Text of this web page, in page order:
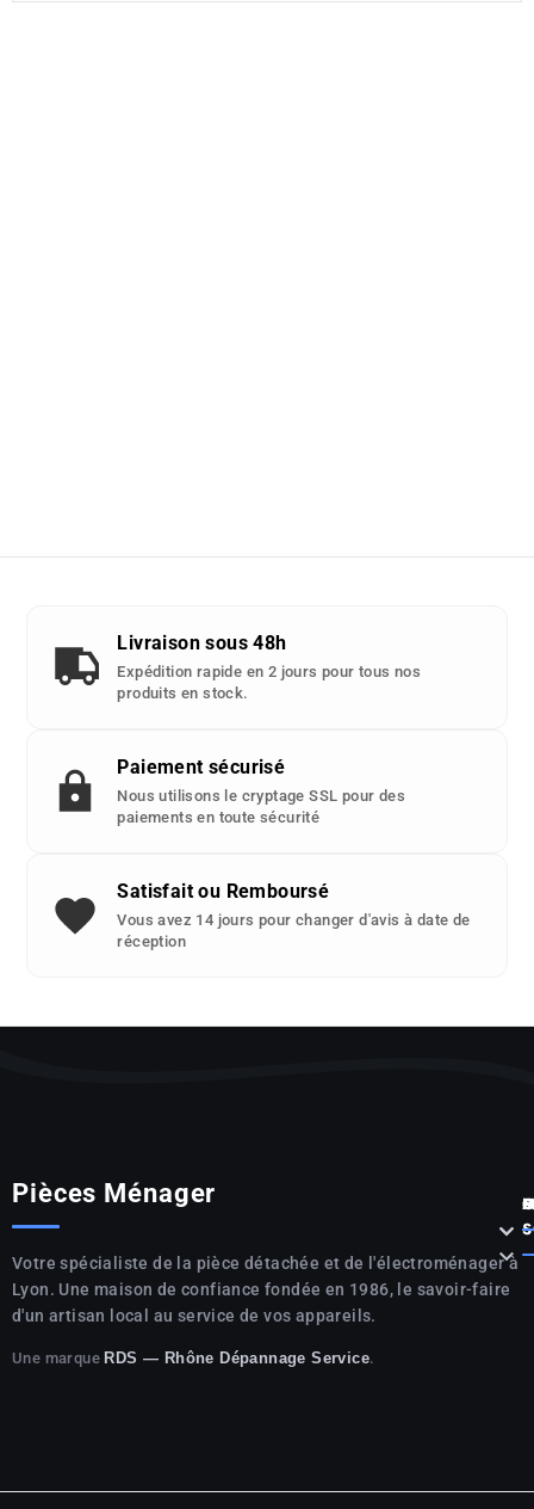
Livraison sous 48h
Expédition rapide en 2 jours pour tous nos
produits en stock.
Paiement sécurisé
Nous utilisons le cryptage SSL pour des
paiements en toute sécurité
Satisfait ou Remboursé
Vous avez 14 jours pour changer d'avis à date de
réception
Pièces Ménager
Votre spécialiste de la pièce détachée et de l'électroménager à
Lyon. Une maison de confiance fondée en 1986, le savoir-faire
d'un artisan local au service de vos appareils.
Une marque RDS — Rhône Dépannage Service.



